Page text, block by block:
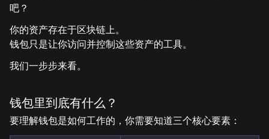
吧？
你的资产存在于区块链上。
钱包只是让你访问并控制这些资产的工具。
我们一步步来看。
钱包里到底有什么？
要理解钱包是如何工作的，你需要知道三个核心要素：